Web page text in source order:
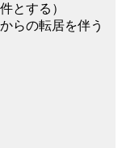
とする）
らの転居を伴う